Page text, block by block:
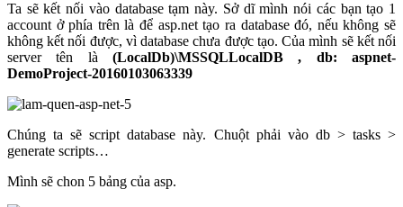
Ta sẽ kết nối vào database tạm này. Sở dĩ mình nói các bạn tạo 1
account ở phía trên là để asp.net tạo ra database đó, nếu không sẽ
không kết nối được, vì database chưa được tạo. Của mình sẽ kết nối
server tên là (LocalDb)\MSSQLLocalDB , db: aspnet-
DemoProject-20160103063339
Chúng ta sẽ script database này. Chuột phải vào db > tasks >
generate scripts…
Mình sẽ chon 5 bảng của asp.